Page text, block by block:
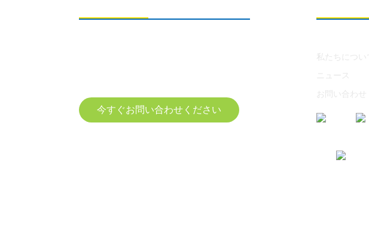
私たちについ
ニュース
お問い合わせ
今すぐお問い合わせください